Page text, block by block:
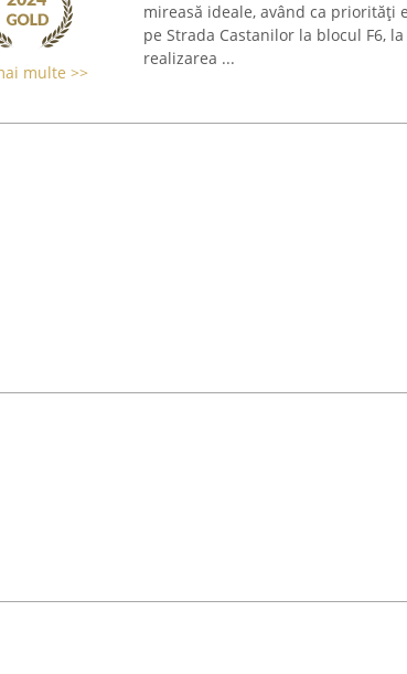
multe >>
mireasă ideale, având ca priorități
pe Strada Castanilor la blocul F6,
realizarea ...